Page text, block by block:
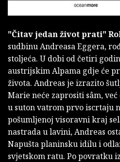
"Čitav jedan život prati"
sudbinu Andreasa Eggera,
stoljeća. U dobi od četiri
austrijskim Alpama gdje će
života. Andreas je izrazito
Marie neće zaprositi sâm,
u suton vatrom prvo iscrtaju
pošumljenoj visoravni kraj
nastrada u lavini, Andreas
Napušta planinsku idilu i
svjetskom ratu. Po povratku